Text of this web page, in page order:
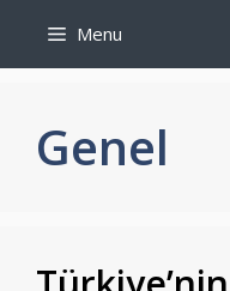
Menu
Genel